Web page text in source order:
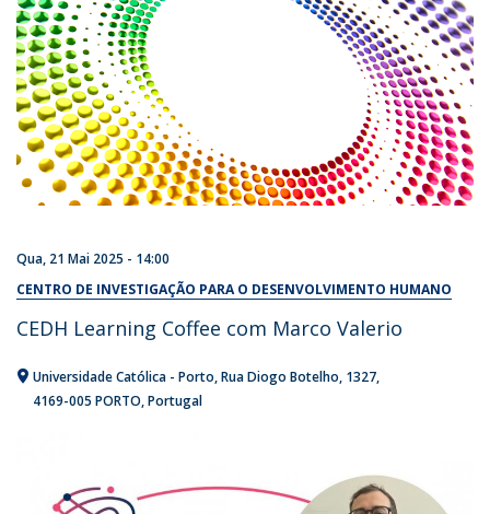
Qua, 21 Mai 2025 - 14:00
CENTRO DE INVESTIGAÇÃO PARA O DESENVOLVIMENTO HUMANO
CEDH Learning Coffee com Marco Valerio
Universidade Católica - Porto Rua Diogo Botelho, 1327
4169-005 PORTO Portugal